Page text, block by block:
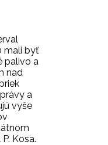
mali byť
palivo a
nad
a
vyše
Kosa.